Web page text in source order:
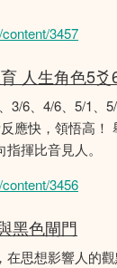
3457
人生角色5爻
3/6、4/6、5/1、
應快，領悟高！
揮比音見人。
3456
黑色閘門
在思想影響人的